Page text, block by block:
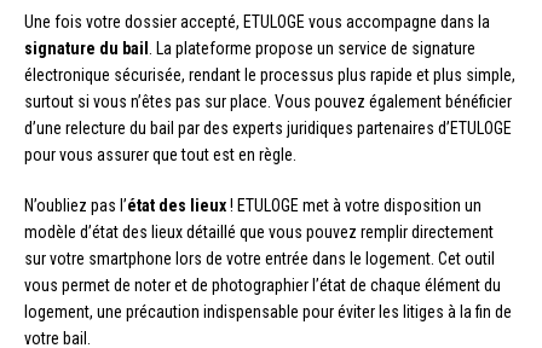
Une fois votre dossier accepté, ETULOGE vous accompagne dans la
signature du bail . La plateforme propose un service de signature
électronique sécurisée, rendant le processus plus rapide et plus simple,
surtout si vous n’êtes pas sur place. Vous pouvez également bénéficier
d’une relecture du bail par des experts juridiques partenaires d’ETULOGE
pour vous assurer que tout est en règle.
N’oubliez pas l’état des lieux! ETULOGE met à votre disposition un
modèle d’état des lieux détaillé que vous pouvez remplir directement
sur votre smartphone lors de votre entrée dans le logement. Cet outil
vous permet de noter et de photographier l’état de chaque élément du
logement, une précaution indispensable pour éviter les litiges à la fin de
votre bail.